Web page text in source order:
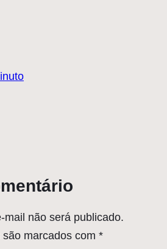
mail não será publicado.
marcados com *